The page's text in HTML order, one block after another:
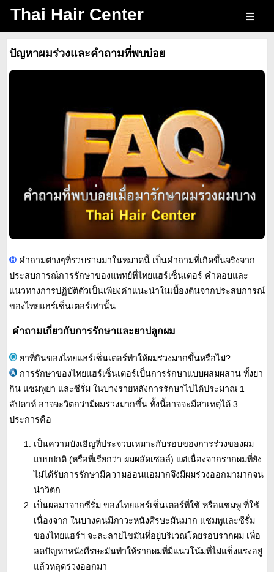
Thai Hair Center
ปัญหาผมร่วงและคำถามที่พบบ่อย
คำถามต่างๆที่รวบรวมมาในหมวดนี้ เป็นคำถามที่เกิดขึ้นจริงจาก
ประสบการณ์การรักษาของแพทย์ที่ไทยแฮร์เซ็นเตอร์ คำตอบและ
แนวทางการปฏิบัติตัวเป็นเพียงคำแนะนำในเบื้องต้นจากประสบการณ์
ของไทยแฮร์เซ็นเตอร์เท่านั้น
คำถามเกี่ยวกับการรักษาและยาปลูกผม
ยาที่กินของไทยแฮร์เซ็นเตอร์ทำให้ผมร่วงมากขึ้นหรือไม่?
การรักษาของไทยแฮร์เซ็นเตอร์เป็นการรักษาแบบผสมผสาน ทั้งยา
กิน แชมพูยา และซีรั่ม ในบางรายหลังการรักษาไปได้ประมาณ 1
สัปดาห์ อาจจะวิตกว่ามีผมร่วงมากขึ้น ทั้งนี้อาจจะมีสาเหตุได้ 3
ประการคือ
เป็นความบังเอิญที่ประจวบเหมาะกับรอบของการร่วงของผม
แบบปกติ (หรือที่เรียกว่า ผมผลัดเซลล์) แต่เนื่องจากรากผมที่ยัง
ไม่ได้รับการรักษามีความอ่อนแอมากจึงมีผมร่วงออกมามากจน
น่าวิตก
เป็นผลมาจากซีรั่ม ของไทยแฮร์เซ็นเตอร์ที่ใช้ หรือแชมพู ที่ใช้
เนื่องจาก ในบางคนมีภาวะหนังศีรษะมันมาก แชมพูและซีรั่ม
ของไทยแฮร์ฯ จะละลายไขมันที่อยู่บริเวณโดยรอบรากผม เพื่อ
ลดปัญหาหนังศีรษะมันทำให้รากผมที่มีแนวโน้มที่ไม่แข็งแรงอยู่
แล้วหลุดร่วงออกมา